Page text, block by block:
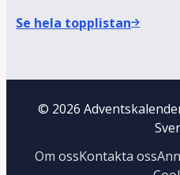
Se hela topplistan
© 2026
Om ossKontakta oss